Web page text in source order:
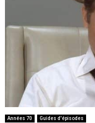
Années 70 Guides d'épisodes